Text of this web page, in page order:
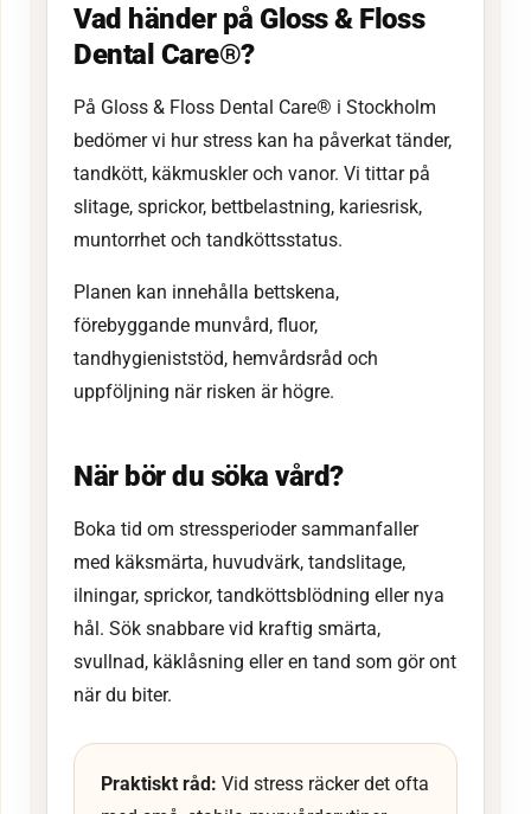
Vad händer på Gloss & Floss
Dental Care®?
På Gloss & Floss Dental Care® i Stockholm
bedömer vi hur stress kan ha påverkat tänder,
tandkött, käkmuskler och vanor. Vi tittar på
slitage, sprickor, bettbelastning, kariesrisk,
muntorrhet och tandköttsstatus.
Planen kan innehålla bettskena,
förebyggande munvård, fluor,
tandhygieniststöd, hemvårdsråd och
uppföljning när risken är högre.
När bör du söka vård?
Boka tid om stressperioder sammanfaller
med käksmärta, huvudvärk, tandslitage,
ilningar, sprickor, tandköttsblödning eller nya
hål. Sök snabbare vid kraftig smärta,
svullnad, käklåsning eller en tand som gör ont
när du biter.
Praktiskt råd: Vid stress räcker det ofta